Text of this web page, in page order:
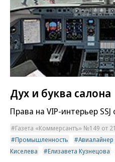
Дух и буква салона
Права на VIP-интерьер
Газета «Коммерсантъ» №149 от
Промышленность
Киселева
Елизавета Кузнецова